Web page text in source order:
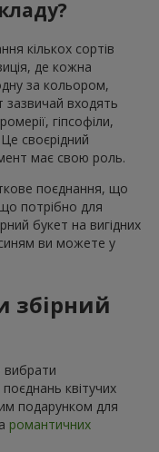
кількох сортів
де кожна
за кольором,
входять
гіпсофіли,
своєрідний
має свою роль.
поєднання, що
потрібно для
букет на вигідних
ви можете у
збірний
вибрати
квітучих
подарунком для
романтичних